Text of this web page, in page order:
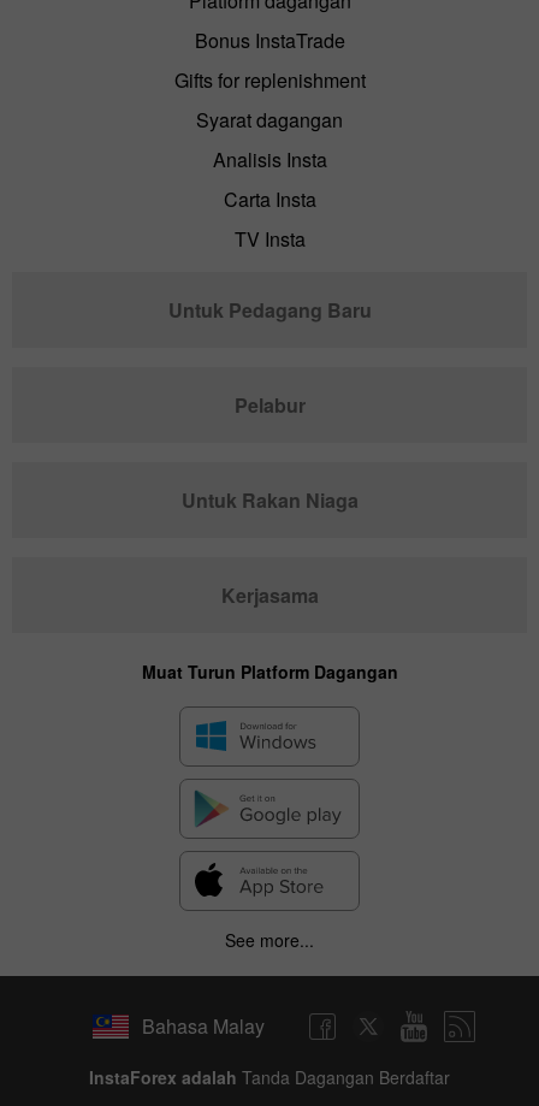
Bonus InstaTrade
Gifts for replenishment
Syarat dagangan
Analisis Insta
Carta Insta
TV Insta
Untuk Pedagang Baru
Pelabur
Untuk Rakan Niaga
Kerjasama
Muat Turun Platform Dagangan
See more...
Bahasa Malay
InstaForex adalah Tanda Dagangan Berdaftar